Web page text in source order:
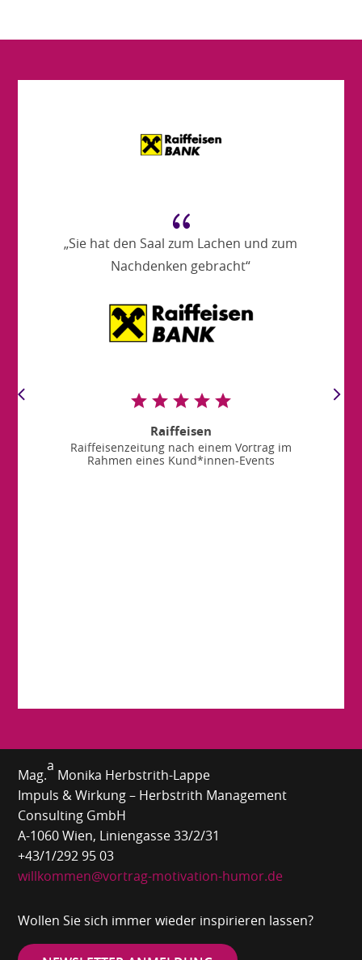
{
„Sie hat den Saal zum Lachen und zum
Nachdenken gebracht“
Raiffeisen
Raiffeisenzeitung nach einem Vortrag im
Rahmen eines Kund*innen-Events
Mag.
a
Monika Herbstrith-Lappe
Impuls & Wirkung – Herbstrith Management
Consulting GmbH
A-1060 Wien, Liniengasse 33/2/31
+43/1/292 95 03
willkommen@vortrag-motivation-humor.de
Wollen Sie sich immer wieder inspirieren lassen?